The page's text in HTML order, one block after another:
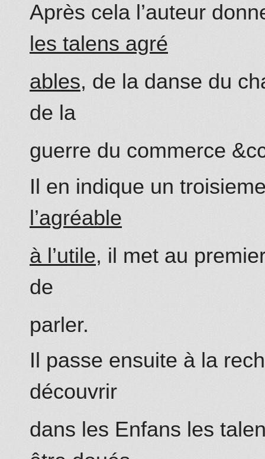
Après cela l’auteur donn
les talens agré
ables, de la danse du
de la
guerre du commerce
Il en indique un
l’agréable
à l’utile, il met au
de
parler.
Il passe ensuite à la
découvrir
dans les Enfans les